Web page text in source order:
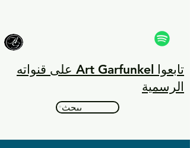
يبحث
تابعوا Art Garfunkel على قنواته
الرسمية